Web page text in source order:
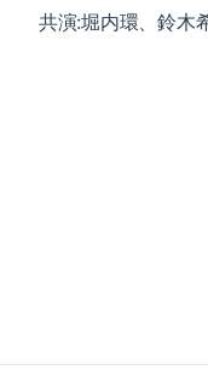
共演:堀内環、鈴木